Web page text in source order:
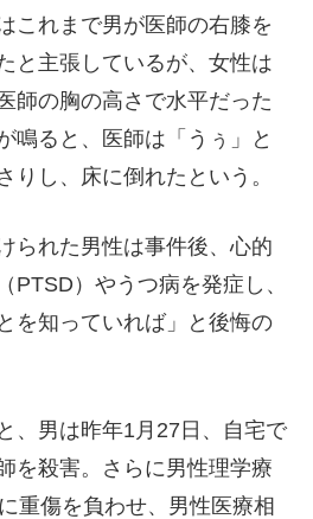
これまで男が医師の右膝を
と主張しているが、女性は
師の胸の高さで水平だった
鳴ると、医師は「うぅ」と
りし、床に倒れたという。
られた男性は事件後、心的
PTSD）やうつ病を発症し、
を知っていれば」と後悔の
、男は昨年1月27日、自宅で
を殺害。さらに男性理学療
重傷を負わせ、男性医療相